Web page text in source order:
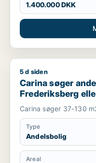
1.400.000 DKK
Carina søger
5 d siden
Carina søger
Frederiksberg
Carina søger 37-130
Type
Andelsbolig
Areal